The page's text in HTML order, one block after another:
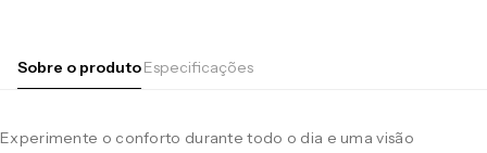
Sobre o produtoEspecificações
Experimente o conforto durante todo o dia e uma visão